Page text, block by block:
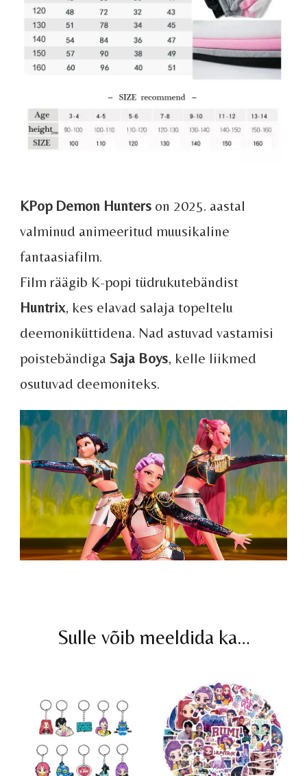
KPop Demon Hunters on 2025. aastal
valminud animeeritud muusikaline
fantaasiafilm.
Film räägib K-popi tüdrukutebändist
Huntrix, kes elavad salaja topeltelu
deemoniküttidena. Nad astuvad vastamisi
poistebändiga Saja Boys, kelle liikmed
osutuvad deemoniteks.
Sulle võib meeldida ka…